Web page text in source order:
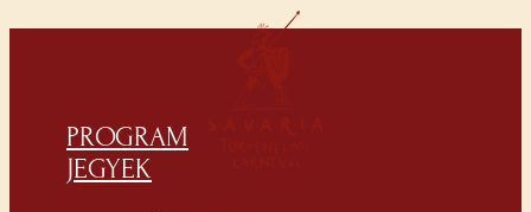
PROGRAM
JEGYEK